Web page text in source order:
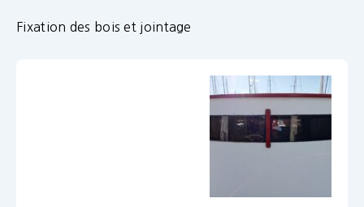
Fixation des bois et jointage